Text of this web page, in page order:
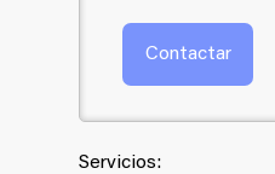
Contactar
Servicios: